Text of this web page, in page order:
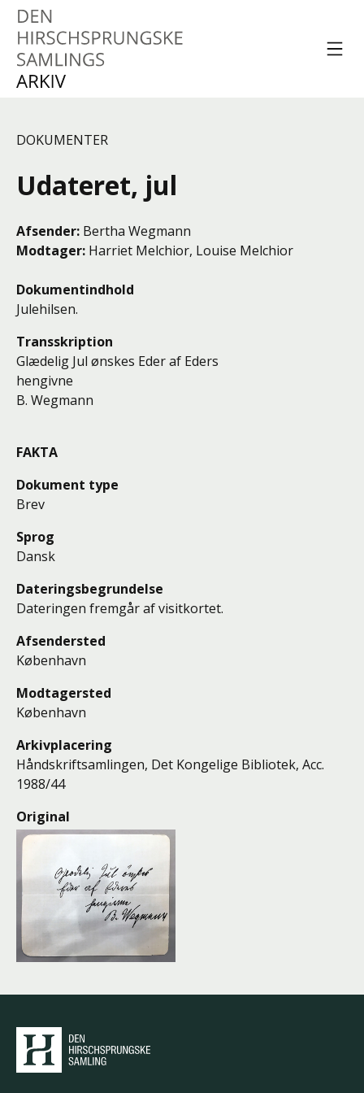
DOKUMENTER
Udateret, jul
Afsender Bertha Wegmann
Modtager Harriet Melchior, Louise Melchior
Dokumentindhold
Julehilsen.
Transskription
Glædelig Jul ønskes Eder af Eders
hengivne
B. Wegmann
FAKTA
Dokument type
Brev
Sprog
Dansk
Dateringsbegrundelse
Dateringen fremgår af visitkortet.
Afsendersted
København
Modtagersted
København
Arkivplacering
Håndskriftsamlingen, Det Kongelige Bibliotek, Acc.
1988/44
Original